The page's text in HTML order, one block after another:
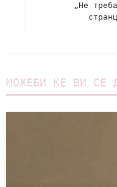
„Не
МОЖЕБИ ЌЕ ВИ СЕ